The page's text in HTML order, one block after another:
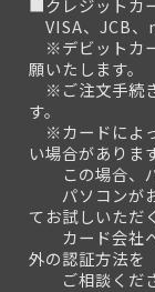
VISA、JCB
※デビットカ
願いたします。
※ご注文手続
す。
※カードによ
い場合があります
この場合、パ
パソコンがお
てお試しいただ
カード会社へ
外の認証方法を
ご相談くださ